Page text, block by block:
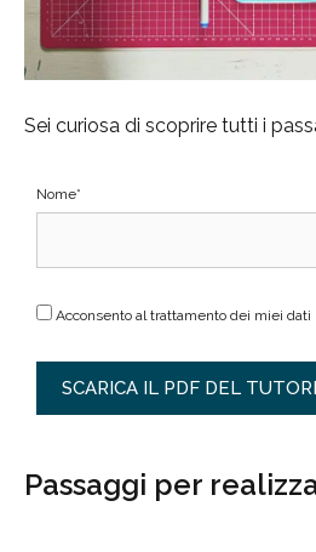
Sei curiosa di scoprire tutti i
Nome*
Acconsento al trattamento dei miei
Passaggi per